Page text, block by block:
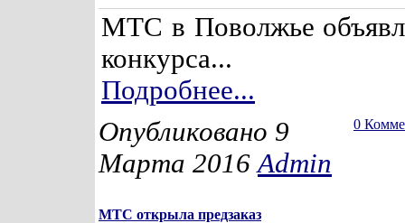
МТС в Поволжье
конкурса...
Подробнее...
0
Опубликовано 9
Марта 2016Admin
МТС открыла предзаказ